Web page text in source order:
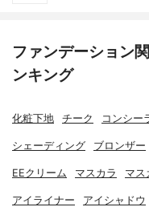
ファンデーション
ンキング
化粧下地 チーク コンシー
シェーディング ブロンザー
EEクリーム マスカラ マス
アイライナー アイシャドウ